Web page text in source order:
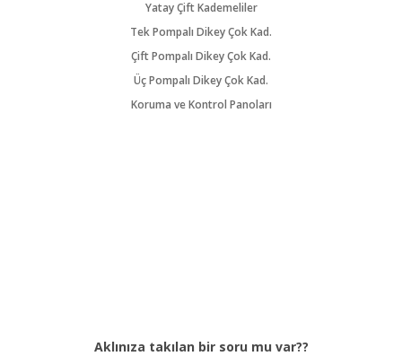
Yatay Çift Kademeliler
Tek Pompalı Dikey Çok Kad.
Çift Pompalı Dikey Çok Kad.
Üç Pompalı Dikey Çok Kad.
Koruma ve Kontrol Panoları
Aklınıza takılan bir soru mu var??